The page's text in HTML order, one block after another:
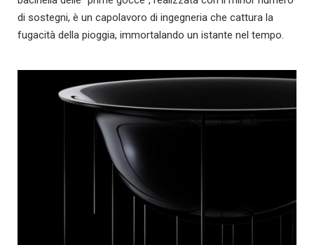
di sostegni, è un capolavoro di ingegneria che cattura la
fugacità della pioggia, immortalando un istante nel tempo.